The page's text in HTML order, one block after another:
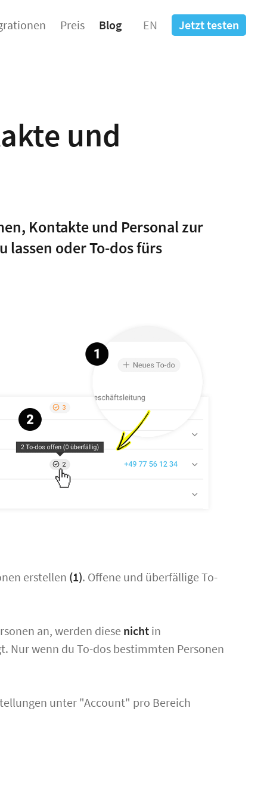
Preis Blog EN Jetzt testen
und
Kontakte und Personal zur
lassen oder To-dos fürs
erstellen (1). Offene und überfällige To-
an, werden diese nicht in
Nur wenn du To-dos bestimmten Personen
unter "Account" pro Bereich